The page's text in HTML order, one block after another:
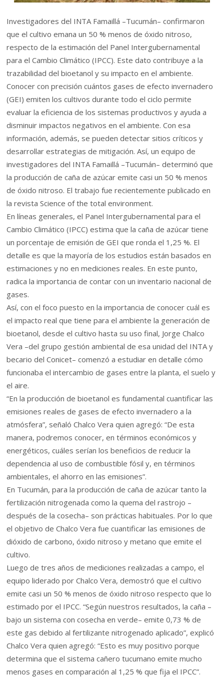
Investigadores del INTA Famaillá –Tucumán– confirmaron
que el cultivo emana un 50 % menos de óxido nitroso,
respecto de la estimación del Panel Intergubernamental
para el Cambio Climático (IPCC). Este dato contribuye a la
trazabilidad del bioetanol y su impacto en el ambiente.
Conocer con precisión cuántos gases de efecto invernadero
(GEI) emiten los cultivos durante todo el ciclo permite
evaluar la eficiencia de los sistemas productivos y ayuda a
disminuir impactos negativos en el ambiente. Con esa
información, además, se pueden detectar sitios críticos y
desarrollar estrategias de mitigación. Así, un equipo de
investigadores del INTA Famaillá –Tucumán– determinó que
la producción de caña de azúcar emite casi un 50 % menos
de óxido nitroso. El trabajo fue recientemente publicado en
la revista Science of the total environment.
En líneas generales, el Panel Intergubernamental para el
Cambio Climático (IPCC) estima que la caña de azúcar tiene
un porcentaje de emisión de GEI que ronda el 1,25 %. El
detalle es que la mayoría de los estudios están basados en
estimaciones y no en mediciones reales. En este punto,
radica la importancia de contar con un inventario nacional de
gases.
Así, con el foco puesto en la importancia de conocer cuál es
el impacto real que tiene para el ambiente la generación de
bioetanol, desde el cultivo hasta su uso final, Jorge Chalco
Vera –del grupo gestión ambiental de esa unidad del INTA y
becario del Conicet– comenzó a estudiar en detalle cómo
funcionaba el intercambio de gases entre la planta, el suelo y
el aire.
“En la producción de bioetanol es fundamental cuantificar las
emisiones reales de gases de efecto invernadero a la
atmósfera”, señaló Chalco Vera quien agregó: “De esta
manera, podremos conocer, en términos económicos y
energéticos, cuáles serían los beneficios de reducir la
dependencia al uso de combustible fósil y, en términos
ambientales, el ahorro en las emisiones”.
En Tucumán, para la producción de caña de azúcar tanto la
fertilización nitrogenada como la quema del rastrojo –
después de la cosecha– son prácticas habituales. Por lo que
el objetivo de Chalco Vera fue cuantificar las emisiones de
dióxido de carbono, óxido nitroso y metano que emite el
cultivo.
Luego de tres años de mediciones realizadas a campo, el
equipo liderado por Chalco Vera, demostró que el cultivo
emite casi un 50 % menos de óxido nitroso respecto que lo
estimado por el IPCC. “Según nuestros resultados, la caña –
bajo un sistema con cosecha en verde– emite 0,73 % de
este gas debido al fertilizante nitrogenado aplicado”, explicó
Chalco Vera quien agregó: “Esto es muy positivo porque
determina que el sistema cañero tucumano emite mucho
menos gases en comparación al 1,25 % que fija el IPCC”.